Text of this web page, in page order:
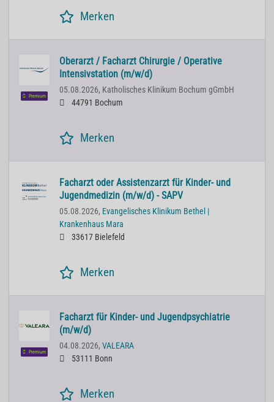
Merken
Premium
Oberarzt / Facharzt Chirurgie / Operative
Intensivstation (m/w/d)
05.08.2026, Katholisches Klinikum Bochum gGmbH
44791 Bochum
Merken
Facharzt oder Assistenzarzt für Kinder- und
Jugendmedizin (m/w/d) - SAPV
05.08.2026, Evangelisches Klinikum Bethel |
Krankenhaus Mara
33617 Bielefeld
Merken
Premium
Facharzt für Kinder- und Jugendpsychiatrie
(m/w/d)
04.08.2026, VALEARA
53111 Bonn
Merken